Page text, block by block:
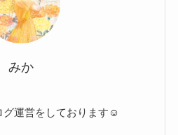
みか
グ運営をしております☺︎